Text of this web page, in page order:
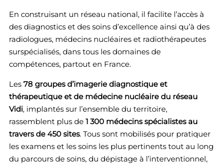
En construisant un réseau national, il facilite l’accès à
des diagnostics et des soins d’excellence ainsi qu’à des
radiologues, médecins nucléaires et radiothérapeutes
surspécialisés, dans tous les domaines de
compétences, partout en France.
Les 78 groupes d’imagerie diagnostique et
thérapeutique et de médecine nucléaire du réseau
Vidi, implantés sur l’ensemble du territoire,
rassemblent plus de 1 300 médecins spécialistes au
travers de 450 sites. Tous sont mobilisés pour pratiquer
les examens et les soins les plus pertinents tout au long
du parcours de soins, du dépistage à l’interventionnel,